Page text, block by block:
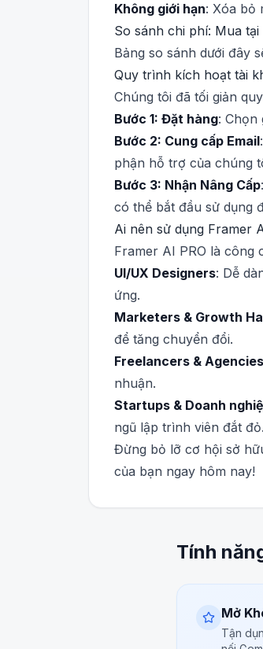
Không giới hạn: Xóa bỏ
So sánh chi phí: Mua
Bảng so sánh dưới đây
Quy trình kích hoạt tài
Chúng tôi đã tối giản
Bước 1: Đặt hàng: Chọn
Bước 2: Cung cấp Email
phận hỗ trợ của chúng
Bước 3: Nhận Nâng Cấp
có thể bắt đầu sử dụng
Ai nên sử dụng Framer
Framer AI PRO là công
UI/UX Designers: Dễ
ứng.
Marketers & Growth
để tăng chuyển đổi.
Freelancers & Agencies
nhuận.
Startups & Doanh
ngũ lập trình viên đắt đỏ.
Đừng bỏ lỡ cơ hội sở
của bạn ngay hôm nay!
Tính
Mở
Tận